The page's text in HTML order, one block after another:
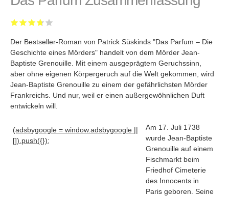
Willhelm Tell
1. Weltkrieg Zusammenfassung
2. Weltkrieg
Weimarer Republik
Die Räuber
Maria Stuart
Der Bestseller-Roman von Patrick Süskinds "Das Parfum – Die
Geschichte eines Mörders" handelt von dem Mörder Jean-
Baptiste Grenouille. Mit einem ausgeprägtem Geruchssinn,
aber ohne eigenen Körpergeruch auf die Welt gekommen, wird
Jean-Baptiste Grenouille zu einem der gefährlichsten Mörder
Frankreichs. Und nur, weil er einen außergewöhnlichen Duft
entwickeln will.
Am 17
(adsbygoogle = window.adsbygoogle ||
[]).push({});
. Juli 1738
wurde Jean-Baptiste
Grenouille auf einem
Fischmarkt beim
Friedhof Cimeterie
des Innocents in
Paris geboren. Seine